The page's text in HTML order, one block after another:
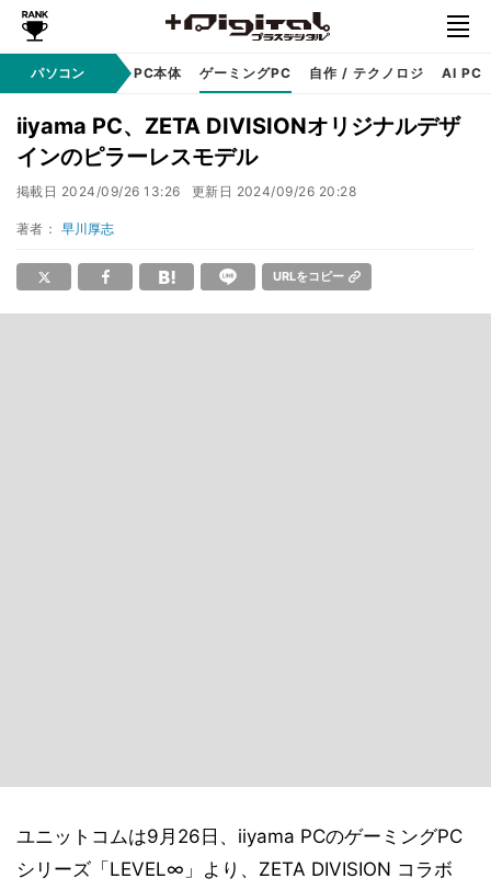
パソコンアップル PC本体 ゲーミングPC 自作 / テクノロジ AI PC
iiyama PC、ZETA DIVISIONオリジナルデザ
インのピラーレスモデル
掲載日 2024/09/26 13:26 更新日 2024/09/26 20:28
著者： 早川厚志
URLをコピー
ユニットコムは9月26日、iiyama PCのゲーミングPC
シリーズ「LEVEL∞」より、ZETA DIVISION コラボ